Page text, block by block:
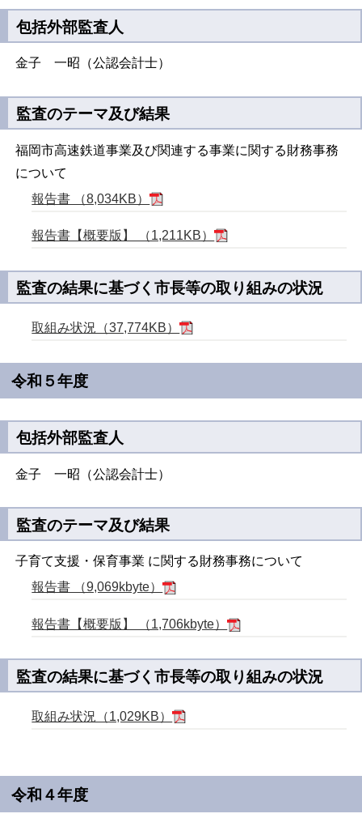
包括外部監査人
金子 一昭（公認会計士）
監査のテーマ及び結果
福岡市高速鉄道事業及び関連する事業に関する財務事務
について
報告書 （8,034KB）
報告書【概要版】 （1,211KB）
監査の結果に基づく市長等の取り組みの状況
取組み状況（37,774KB）
令和５年度
包括外部監査人
金子 一昭（公認会計士）
監査のテーマ及び結果
子育て支援・保育事業 に関する財務事務について
報告書 （9,069kbyte）
報告書【概要版】 （1,706kbyte）
監査の結果に基づく市長等の取り組みの状況
取組み状況（1,029KB）
令和４年度